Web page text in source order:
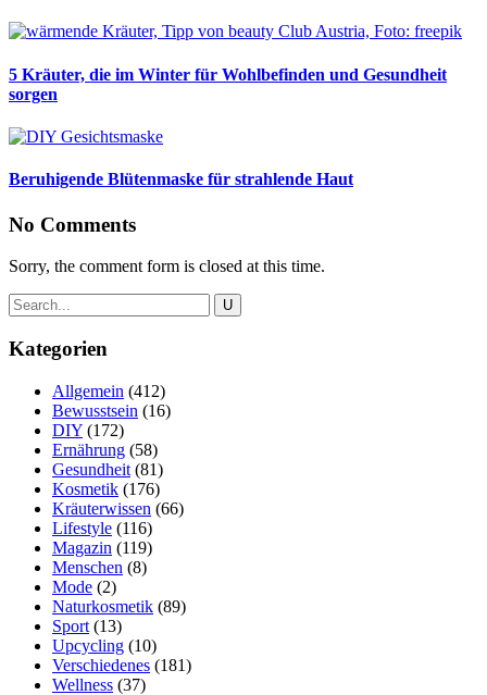
5 Kräuter, die im Winter für Wohlbefinden und Gesundheit
sorgen
Beruhigende Blütenmaske für strahlende Haut
No Comments
Sorry, the comment form is closed at this time.
Kategorien
Allgemein (412)
Bewusstsein (16)
DIY (172)
Ernährung (58)
Gesundheit (81)
Kosmetik (176)
Kräuterwissen (66)
Lifestyle (116)
Magazin (119)
Menschen (8)
Mode (2)
Naturkosmetik (89)
Sport (13)
Upcycling (10)
Verschiedenes (181)
Wellness (37)